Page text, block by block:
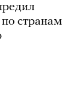
странам